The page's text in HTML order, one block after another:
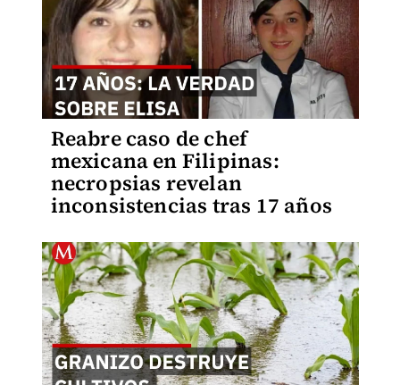
Reabre caso de chef
mexicana en Filipinas:
necropsias revelan
inconsistencias tras 17 años